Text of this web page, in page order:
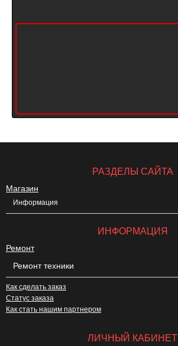
РАЗДЕЛЫ САЙТА
Магазин
Информация
ИНФОРМАЦИЯ
Ремонт
Ремонт техники
Как сделать заказ
Статус заказа
Как стать нашим партнером
ЛИЧНЫЙ КАБИНЕТ